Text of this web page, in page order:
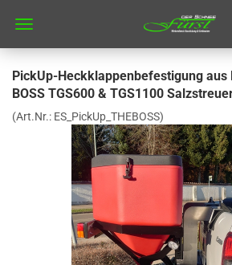
PickUp-Heckklappenbefestigung aus
BOSS TGS600 & TGS1100
(Art.Nr.: ES_PickUp_THEBOSS)